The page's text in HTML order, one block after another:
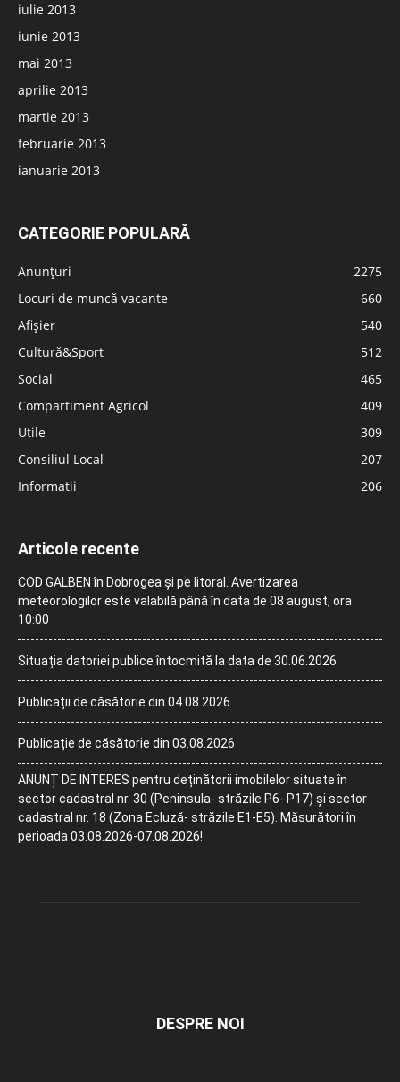
iulie 2013
iunie 2013
mai 2013
aprilie 2013
martie 2013
februarie 2013
ianuarie 2013
CATEGORIE POPULARĂ
Anunțuri
2275
Locuri de muncă vacante
660
Afișier
540
Cultură&Sport
512
Social
465
Compartiment Agricol
409
Utile
309
Consiliul Local
207
Informatii
206
Articole recente
COD GALBEN în Dobrogea și pe litoral. Avertizarea
meteorologilor este valabilă până în data de 08 august, ora
10:00
Situația datoriei publice întocmită la data de 30.06.2026
Publicații de căsătorie din 04.08.2026
Publicație de căsătorie din 03.08.2026
ANUNȚ DE INTERES pentru deținătorii imobilelor situate în
sector cadastral nr. 30 (Peninsula- străzile P6- P17) și sector
cadastral nr. 18 (Zona Ecluză- străzile E1-E5). Măsurători în
perioada 03.08.2026-07.08.2026!
DESPRE NOI